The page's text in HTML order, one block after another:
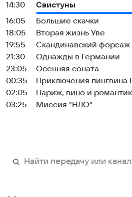
14:30
Свистуны
16:05
Большие скачки
18:05
Вторая жизнь Уве
19:55
Скандинавский форсаж
21:30
Однажды в Германии
23:05
Осенняя соната
00:35
Приключения пингвина
02:05
Париж, вино и
03:25
Миссия "НЛО"